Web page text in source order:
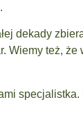
dekady
Wiemy też,